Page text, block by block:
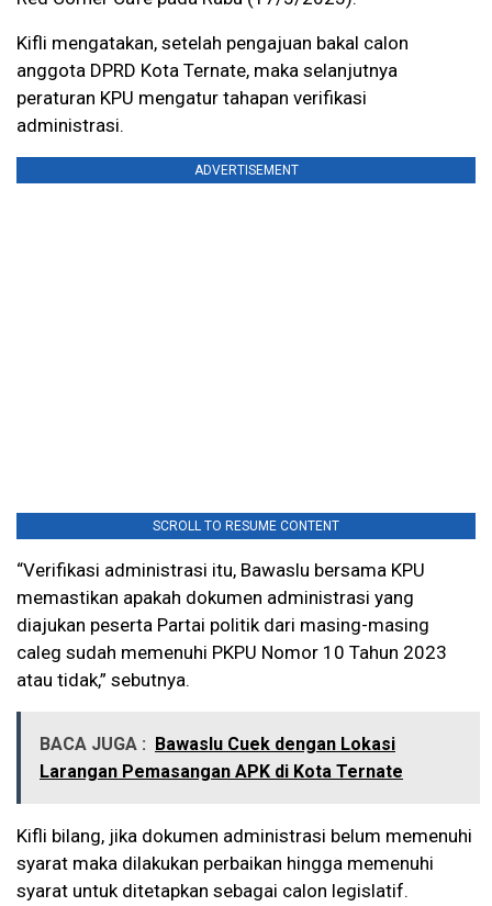
Kifli mengatakan, setelah pengajuan bakal calon
anggota DPRD Kota Ternate, maka selanjutnya
peraturan KPU mengatur tahapan verifikasi
administrasi.
ADVERTISEMENT
SCROLL TO RESUME CONTENT
“Verifikasi administrasi itu, Bawaslu bersama KPU
memastikan apakah dokumen administrasi yang
diajukan peserta Partai politik dari masing-masing
caleg sudah memenuhi PKPU Nomor 10 Tahun 2023
atau tidak,” sebutnya.
BACA JUGA :
Bawaslu Cuek dengan Lokasi
Larangan Pemasangan APK di Kota Ternate
Kifli bilang, jika dokumen administrasi belum memenuhi
syarat maka dilakukan perbaikan hingga memenuhi
syarat untuk ditetapkan sebagai calon legislatif.